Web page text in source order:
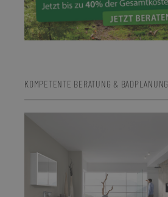
KOMPETENTE BERATUNG & BADPLANUNG